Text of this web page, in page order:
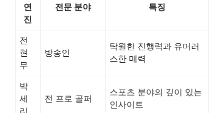
연
진
전문 분야 특징
전
현
무
방송인
탁월한 진행력과 유머러
스한 매력
박
세
리
전 프로 골퍼
스포츠 분야의 깊이 있는
인사이트